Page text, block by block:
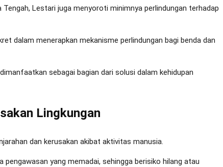
Tengah, Lestari juga menyoroti minimnya perlindungan terhadap
dalam menerapkan mekanisme perlindungan bagi benda dan
sebagai bagian dari solusi dalam kehidupan
Lingkungan
dan kerusakan akibat aktivitas manusia.
yang memadai, sehingga berisiko hilang atau